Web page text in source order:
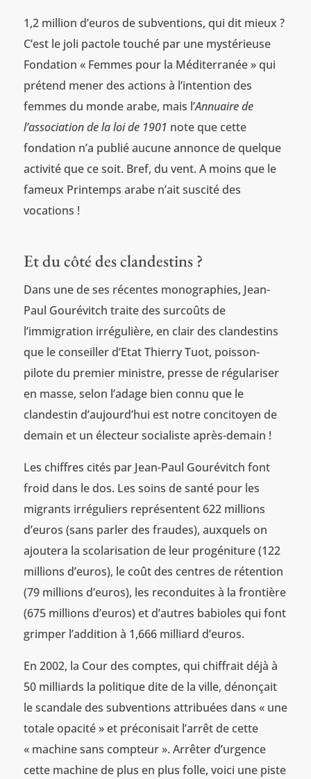
1,2 million d’euros de subventions, qui dit mieux ?
C’est le joli pactole touché par une mystérieuse
Fondation « Femmes pour la Méditerranée » qui
prétend mener des actions à l’intention des
femmes du monde arabe, mais l’Annuaire de
l’association de la loi de 1901 note que cette
fondation n’a publié aucune annonce de quelque
activité que ce soit. Bref, du vent. A moins que le
fameux Printemps arabe n’ait suscité des
vocations !
Et du côté des clandestins ?
Dans une de ses récentes monographies, Jean-
Paul Gourévitch traite des surcoûts de
l’immigration irrégulière, en clair des clandestins
que le conseiller d’Etat Thierry Tuot, poisson-
pilote du premier ministre, presse de régulariser
en masse, selon l’adage bien connu que le
clandestin d’aujourd’hui est notre concitoyen de
demain et un électeur socialiste après-demain !
Les chiffres cités par Jean-Paul Gourévitch font
froid dans le dos. Les soins de santé pour les
migrants irréguliers représentent 622 millions
d’euros (sans parler des fraudes), auxquels on
ajoutera la scolarisation de leur progéniture (122
millions d’euros), le coût des centres de rétention
(79 millions d’euros), les reconduites à la frontière
(675 millions d’euros) et d’autres babioles qui font
grimper l’addition à 1,666 milliard d’euros.
En 2002, la Cour des comptes, qui chiffrait déjà à
50 milliards la politique dite de la ville, dénonçait
le scandale des subventions attribuées dans « une
totale opacité » et préconisait l’arrêt de cette
« machine sans compteur ». Arrêter d’urgence
cette machine de plus en plus folle, voici une piste